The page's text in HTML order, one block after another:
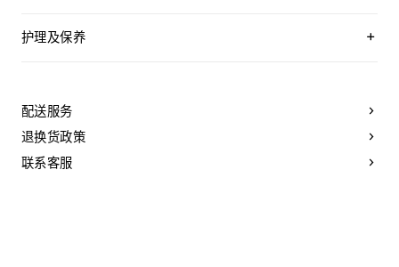
100%织物衬里
系带鞋
织物内底，内部材质确保舒适脚感
橡胶外底
意大利制造
编号：366475200C.GKP6
护理及保养
泽。为了让您的鞋履历久弥新，我们建议您遵循以下保养方
法：
- 避免接触水、油、香水和化妆品。如果鞋子不慎沾湿，请使用
浅色软布将液体擦干。
配送服务
退换货政策
联系客服